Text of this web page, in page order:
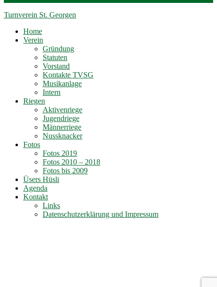
Turnverein St. Georgen
Home
Verein
Gründung
Statuten
Vorstand
Kontakte TVSG
Musikanlage
Intern
Riegen
Aktivenriege
Jugendriege
Männerriege
Nussknacker
Fotos
Fotos 2019
Fotos 2010 – 2018
Fotos bis 2009
Üsers Hüsli
Agenda
Kontakt
Links
Datenschutzerklärung und Impressum